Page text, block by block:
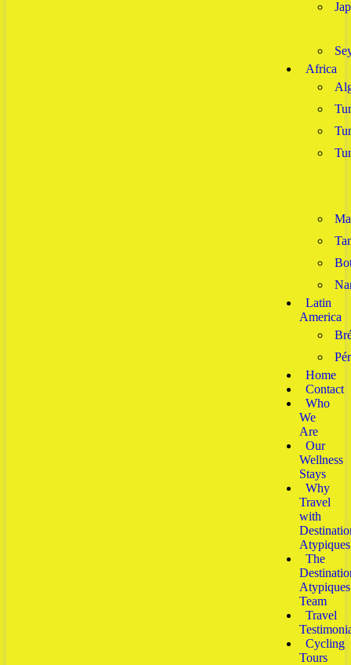
Africa
Latin
America
Home
Contact
Who
We
Are
Our
Wellness
Stays
Why
Travel
with
Atypiques
The
Atypiques
Team
Travel
Cycling
Tours